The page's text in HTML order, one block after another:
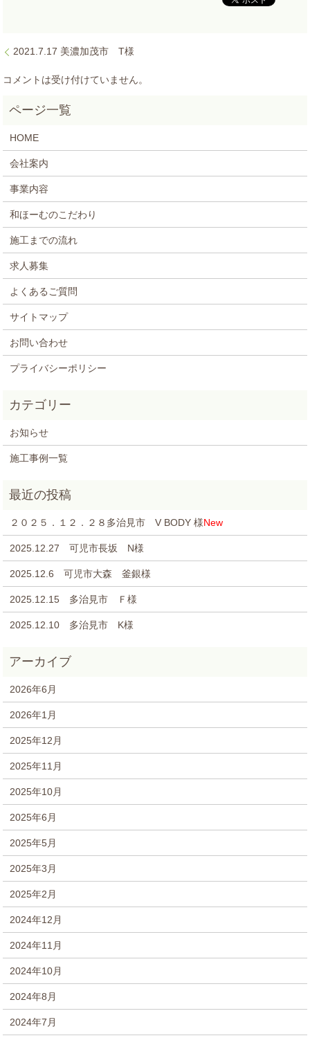
2021.7.17 美濃加茂市 T様
コメントは受け付けていません。
HOME
会社案内
事業内容
和ほーむのこだわり
施工までの流れ
求人募集
よくあるご質問
サイトマップ
お問い合わせ
プライバシーポリシー
お知らせ
施工事例一覧
２０２５．１２．２８多治見市 V BODY 様New
2025.12.27 可児市長坂 N様
2025.12.6 可児市大森 釜銀様
2025.12.15 多治見市 Ｆ様
2025.12.10 多治見市 K様
2026年6月
2026年1月
2025年12月
2025年11月
2025年10月
2025年6月
2025年5月
2025年3月
2025年2月
2024年12月
2024年11月
2024年10月
2024年8月
2024年7月